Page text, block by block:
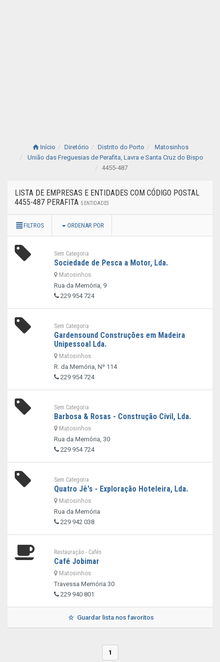
Início Diretório Distrito do Porto
Matosinhos
União das Freguesias de Perafita, Lavra e Santa Cruz do Bispo
4455-487
LISTA DE EMPRESAS E ENTIDADES COM CÓDIGO POSTAL
4455-487 PERAFITA 5 ENTIDADES
FILTROS ORDENAR POR
Sem Categoria
Sociedade de Pesca a Motor, Lda.
Matosinhos
Rua da Memória, 9
229 954 724
Sem Categoria
Gardensound Construções em Madeira
Unipessoal Lda.
Matosinhos
R. da Memória, Nº 114
229 954 724
Sem Categoria
Barbosa & Rosas - Construção Civil, Lda.
Matosinhos
Rua da Memória, 30
229 954 724
Sem Categoria
Quatro Jê's - Exploração Hoteleira, Lda.
Matosinhos
Rua da Memória
229 942 038
Restauração - Cafés
Café Jobimar
Matosinhos
Travessa Memória 30
229 940 801
Guardar lista nos favoritos
1